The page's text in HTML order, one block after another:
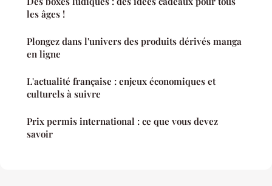
les âges !
Plongez dans l'univers des produits dérivés manga
en ligne
L'actualité française : enjeux économiques et
culturels à suivre
Prix permis international : ce que vous devez
savoir